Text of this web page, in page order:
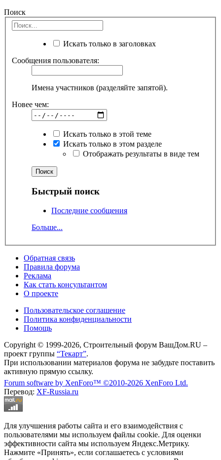
Поиск
Искать только в заголовках
Сообщения пользователя:
Имена участников (разделяйте запятой).
Новее чем:
Искать только в этой теме
Искать только в этом разделе
Отображать результаты в виде тем
Быстрый поиск
Последние сообщения
Больше...
Обратная связь
Правила форума
Реклама
Как стать консультантом
О проекте
Пользовательское соглашение
Политика конфиденциальности
Помощь
Copyright © 1999-2026, Строительный форум ВашДом.RU –
проект группы “Текарт”.
При использовании материалов форума не забудьте поставить
активную прямую ссылку.
Forum software by XenForo™ ©2010-2026 XenForo Ltd.
Перевод: XF-Russia.ru
Для улучшения работы сайта и его взаимодействия с
пользователями мы используем файлы cookie. Для оценки
эффективности сайта мы используем Яндекс.Метрику.
Нажмите «Принять», если соглашаетесь с условиями